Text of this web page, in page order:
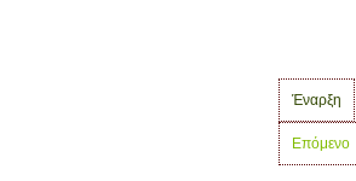
Έναρξη
Επόμενο